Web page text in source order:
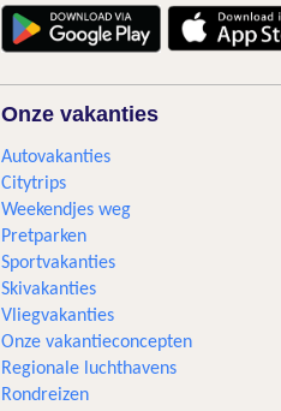
Onze vakanties
Autovakanties
Citytrips
Weekendjes weg
Pretparken
Sportvakanties
Skivakanties
Vliegvakanties
Onze vakantieconcepten
Regionale luchthavens
Rondreizen